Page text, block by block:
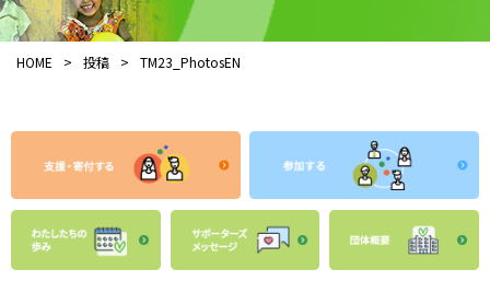
HOME > 投稿 > TM23_PhotosEN